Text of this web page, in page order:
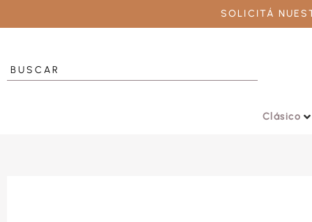
SOLICITÁ
Clásico